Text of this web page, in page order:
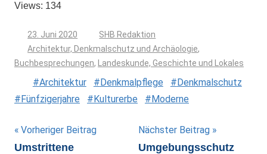
Views: 134
23. Juni 2020
SHB Redaktion
Architektur, Denkmalschutz und Archäologie,
Buchbesprechungen, Landeskunde, Geschichte und Lokales
Architektur Denkmalpflege
Denkmalschutz
Fünfzigerjahre
Kulturerbe Moderne
Beitragsnavigation
Vorheriger Beitrag
Umstrittene
Nächster Beitrag
Umgebungsschutz